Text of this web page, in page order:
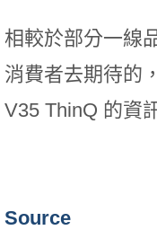
相較於部分一線
消費者去期待的
V35 ThinQ 的資
Source